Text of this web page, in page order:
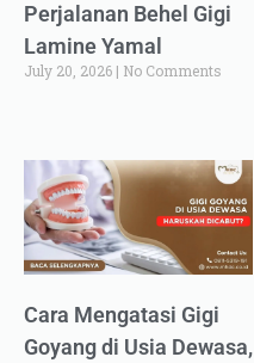
Perjalanan Behel Gigi
Lamine Yamal
July 20, 2026 No Comments
Cara Mengatasi Gigi
Goyang di Usia Dewasa,